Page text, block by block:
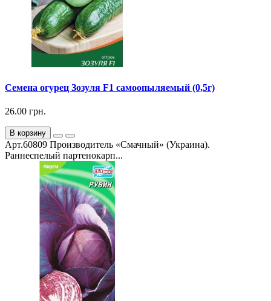
Семена огурец Зозуля F1 самоопыляемый (0,5г)
26.00 грн.
В корзину
Арт.60809 Производитель «Смачный» (Украина).
Раннеспелый партенокарп...